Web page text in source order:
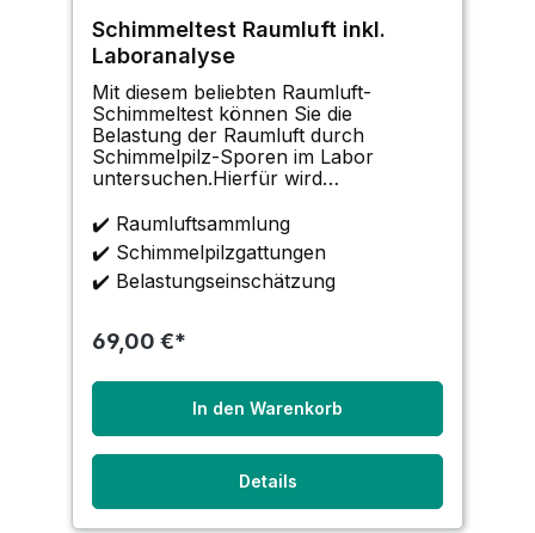
Schimmeltest Raumluft inkl.
Laboranalyse
Mit diesem beliebten Raumluft-
Schimmeltest können Sie die
Belastung der Raumluft durch
Schimmelpilz-Sporen im Labor
untersuchen.Hierfür wird
Sporen bestimmt, die im Laufe einer
vorgegebenen Zeitspanne auf einem
im Raum ausgelegten Nährboden
sedimentieren. Die Sammlung
✔️ Raumluftsammlung
✔️ Schimmelpilzgattungen
✔️ Belastungseinschätzung
69,00 €*
In den Warenkorb
Details